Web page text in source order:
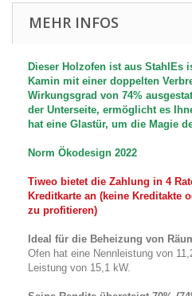
MEHR INFOS
Dieser Holzofen ist aus StahlEs
Kamin mit einer doppelten
Wirkungsgrad von 74%
der Unterseite, ermöglicht es
hat eine Glastür, um die Magie
Norm Ökodesign 2022
Tiweo bietet die Zahlung in 4
Kreditkarte an (keine Kreditakte
zu profitieren)
Ideal für die Beheizung von
Ofen hat eine Nennleistung von
Leistung von 15,1 kW.